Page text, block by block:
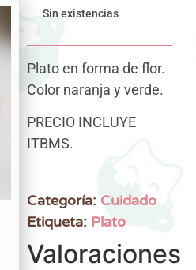
Sin existencias
Plato en forma de flor.
Color naranja y verde.
PRECIO INCLUYE
ITBMS.
Categoría: Cuidado
Etiqueta: Plato
Valoraciones